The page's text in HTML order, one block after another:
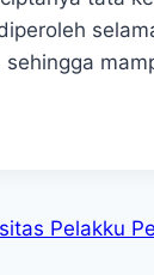
Pelakku